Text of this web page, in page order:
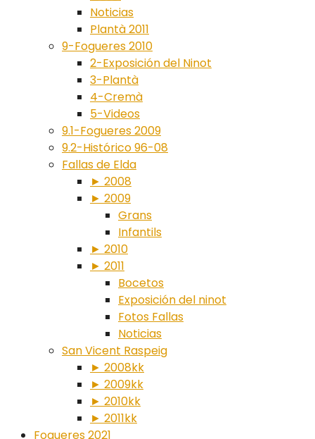
Noticias
Plantà 2011
9-Fogueres 2010
2-Exposición del Ninot
3-Plantà
4-Cremà
5-Videos
9.1-Fogueres 2009
9.2-Histórico 96-08
Fallas de Elda
► 2008
► 2009
Grans
Infantils
► 2010
► 2011
Bocetos
Exposición del ninot
Fotos Fallas
Noticias
San Vicent Raspeig
► 2008kk
► 2009kk
► 2010kk
► 2011kk
Fogueres 2021